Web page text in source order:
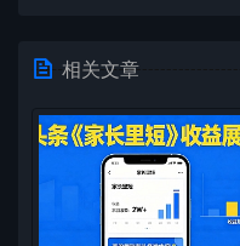
相关文章